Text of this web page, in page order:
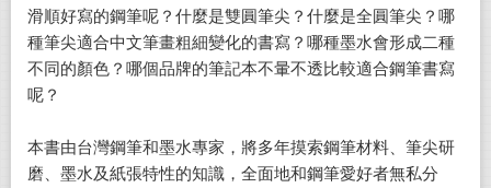
滑順好寫的鋼筆呢？什麼是雙圓筆尖？什麼是全圓筆尖？哪
種筆尖適合中文筆畫粗細變化的書寫？哪種墨水會形成二種
不同的顏色？哪個品牌的筆記本不暈不透比較適合鋼筆書寫
呢？
本書由台灣鋼筆和墨水專家，將多年摸索鋼筆材料、筆尖研
磨、墨水及紙張特性的知識，全面地和鋼筆愛好者無私分